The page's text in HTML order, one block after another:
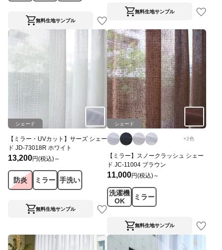
ス
無料生地サンプル
無料生地サンプル
シェード
【ミラー・UVカット】サーズ シェー
ド JD-73018R ホワイト
13,200円(税込)～
防炎 ミラー 手洗い
無料生地サンプル
シェード
+2色
【ミラー】スノークラッシュ シェー
ド JC-11004 ブラウン
11,000円(税込)～
洗濯機
OK
ミラー
無料生地サンプル